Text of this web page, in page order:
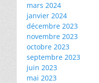
mars 2024
janvier 2024
décembre 2023
novembre 2023
octobre 2023
septembre 2023
juin 2023
mai 2023